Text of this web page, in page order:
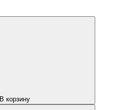
В корзину